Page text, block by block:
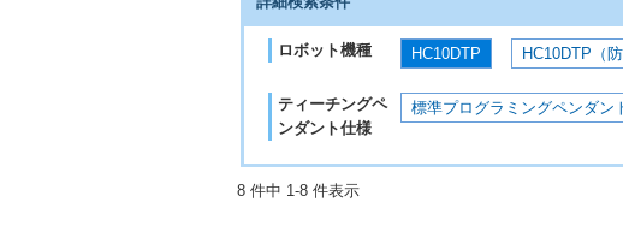
ロボット機種 HC10DTP HC10DTP（
ティーチングペ
ンダント仕様
標準プログラミングペンダン
8 件中 1-8 件表示